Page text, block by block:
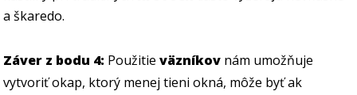
a škaredo.
Záver z bodu 4: Použitieväzníkov nám umožňuje
vytvoriť okap, ktorý menej tieni okná, môže byť ak